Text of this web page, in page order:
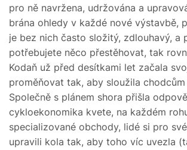
pro ně navržena, udržována a
brána ohledy v každé nové výstavbě,
je bez nich často složitý, zdlouhavý, a
potřebujete něco přestěhovat, tak
Kodaň už před desítkami let začala
proměňovat tak, aby sloužila
Společně s plánem shora přišla
cykloekonomika kvete, na každém
specializované obchody, lidé si pro
upravili kola tak, aby toho víc uvezla